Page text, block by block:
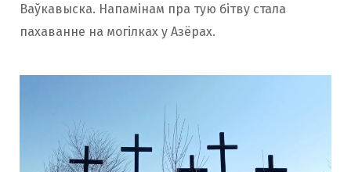
Ваўкавыска. Напамінам пра тую бітву стала
пахаванне на могілках у Азёрах.